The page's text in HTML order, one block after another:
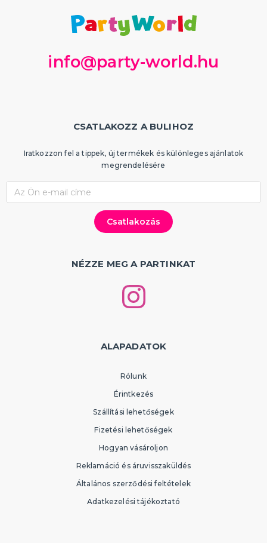
info@party-world.hu
CSATLAKOZZ A BULIHOZ
Iratkozzon fel a tippek, új termékek és különleges ajánlatok
megrendelésére
NÉZZE MEG A PARTINKAT
ALAPADATOK
Rólunk
Érintkezés
Szállítási lehetőségek
Fizetési lehetőségek
Hogyan vásároljon
Reklamáció és áruvisszaküldés
Általános szerződési feltételek
Adatkezelési tájékoztató